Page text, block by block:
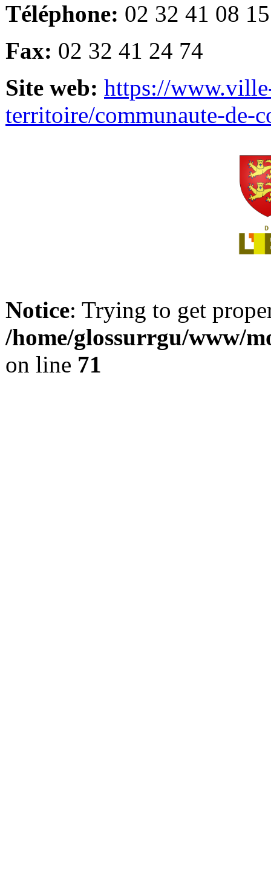
Téléphone: 02 32 41 08 15
Fax: 02 32 41 24 74
Site web: https://
territoire/communaute-de-
Notice: Trying to get
/home/glossurrgu/www/
on line 71